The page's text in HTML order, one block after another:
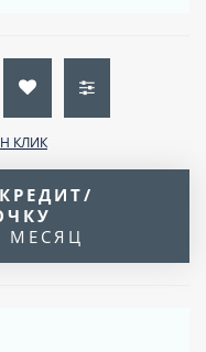
КЛИК
МЕСЯЦ